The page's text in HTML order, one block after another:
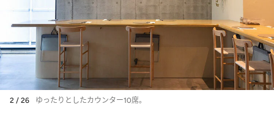
2 / 26 ゆったりとしたカウンター10席。